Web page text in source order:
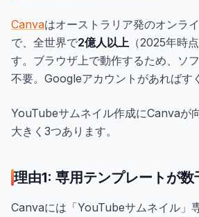
Canvaはオーストラリア発のオンラ
で、全世界で2億人以上 （2025年時
す。ブラウザ上で動作するため、ソ
不要。Googleアカウントがあればす
YouTubeサムネイル作成にCanvaが
大きく3つあります。
理由1: 専用テンプレートが数
Canvaには「YouTubeサムネイル」